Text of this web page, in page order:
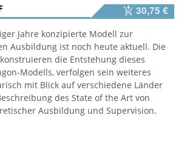
30,75 €
Jahre konzipierte Modell zur
Ausbildung ist noch heute aktuell. Die
die Entstehung dieses
Modells, verfolgen sein weiteres
mit Blick auf verschiedene Länder
des State of the Art von
Ausbildung und Supervision.